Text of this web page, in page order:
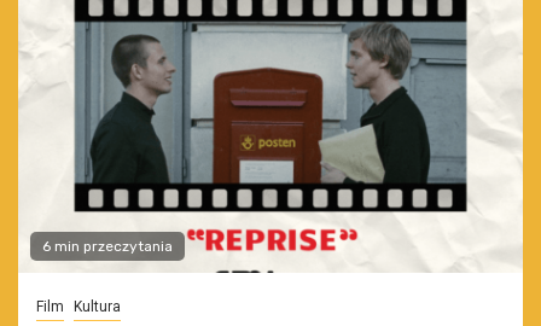
6 min przeczytania
Film Kultura